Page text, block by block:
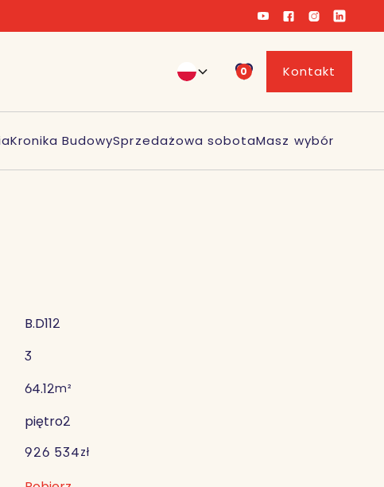
0 Kontakt
Kronika BudowySprzedażowa sobotaMasz wybór
B.D112
3
64.12m²
piętro2
926 534zł